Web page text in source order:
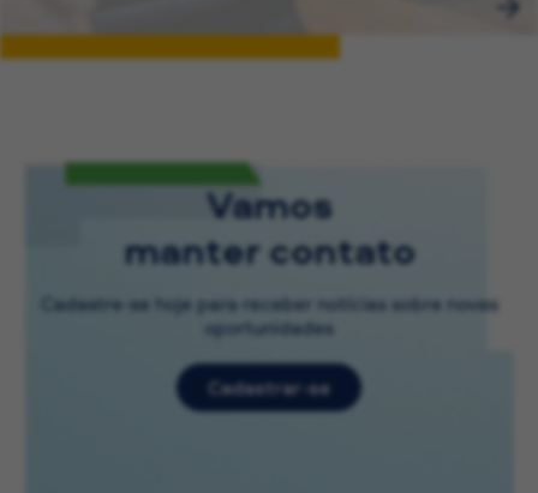
Vamos
manter contato
Cadastre-se hoje para receber notícias sobre novas
oportunidades
Cadastrar-se